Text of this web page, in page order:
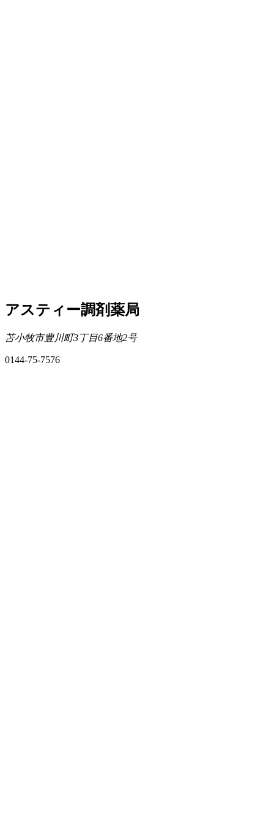
アスティー調剤薬局
苫小牧市豊川町3丁目6番地2号
0144-75-7576